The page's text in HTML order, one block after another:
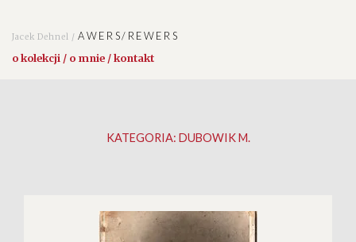
Jacek Dehnel /AWERS/REWERS
o kolekcji / o mnie / kontakt
KATEGORIA: DUBOWIK M.